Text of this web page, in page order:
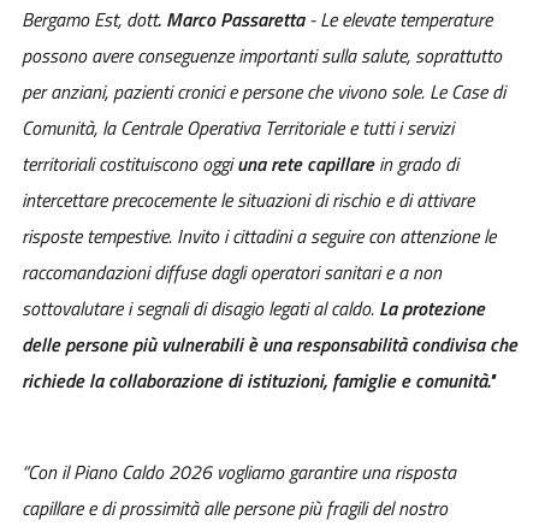
Bergamo Est, dott. Marco Passaretta- Le elevate temperature
possono avere conseguenze importanti sulla salute, soprattutto
per anziani, pazienti cronici e persone che vivono sole. Le Case di
Comunità, la Centrale Operativa Territoriale e tutti i servizi
territoriali costituiscono oggiuna rete capillarein grado di
intercettare precocemente le situazioni di rischio e di attivare
risposte tempestive. Invito i cittadini a seguire con attenzione le
raccomandazioni diffuse dagli operatori sanitari e a non
sottovalutare i segnali di disagio legati al caldo. La protezione
delle persone più vulnerabili è una responsabilità condivisa che
richiede la collaborazione di istituzioni, famiglie e comunità."
“Con il Piano Caldo 2026 vogliamo garantire una risposta
capillare e di prossimità alle persone più fragili del nostro